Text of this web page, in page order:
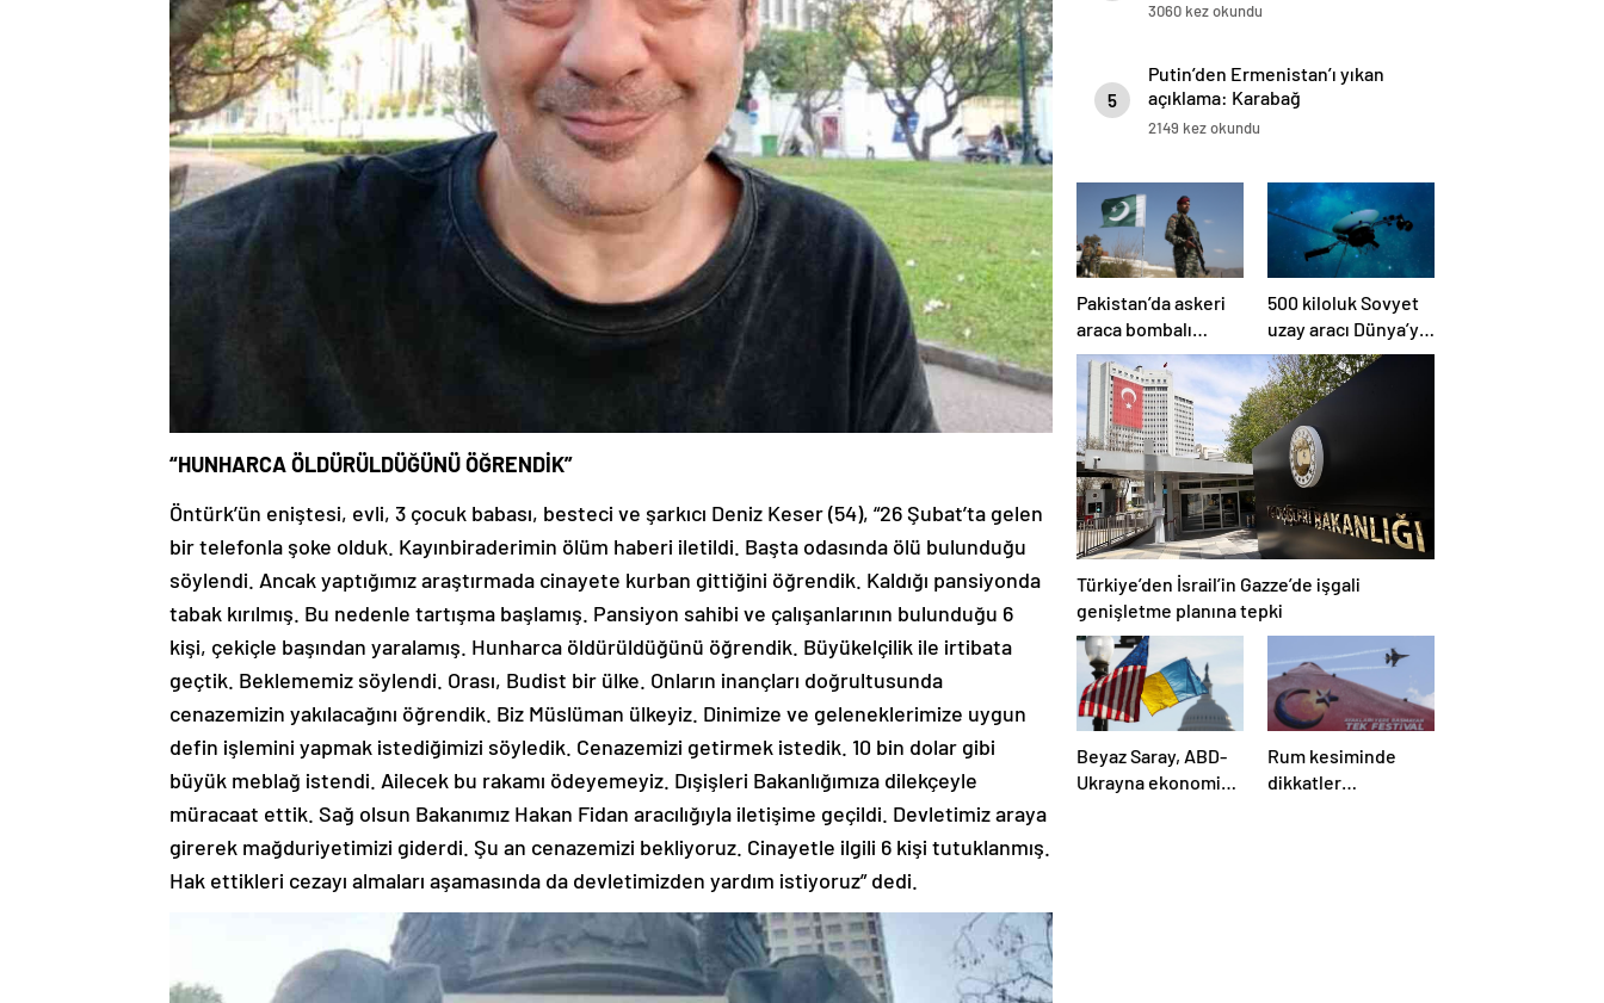
“HUNHARCA ÖLDÜRÜLDÜĞÜNÜ ÖĞRENDİK”
Öntürk’ün eniştesi, evli, 3 çocuk babası, besteci ve şarkıcı Deniz Keser (54), “26 Şubat’ta gelen
bir telefonla şoke olduk. Kayınbiraderimin ölüm haberi iletildi. Başta odasında ölü bulunduğu
söylendi. Ancak yaptığımız araştırmada cinayete kurban gittiğini öğrendik. Kaldığı pansiyonda
tabak kırılmış. Bu nedenle tartışma başlamış. Pansiyon sahibi ve çalışanlarının bulunduğu 6
kişi, çekiçle başından yaralamış. Hunharca öldürüldüğünü öğrendik. Büyükelçilik ile irtibata
geçtik. Beklememiz söylendi. Orası, Budist bir ülke. Onların inançları doğrultusunda
cenazemizin yakılacağını öğrendik. Biz Müslüman ülkeyiz. Dinimize ve geleneklerimize uygun
defin işlemini yapmak istediğimizi söyledik. Cenazemizi getirmek istedik. 10 bin dolar gibi
büyük meblağ istendi. Ailecek bu rakamı ödeyemeyiz. Dışişleri Bakanlığımıza dilekçeyle
müracaat ettik. Sağ olsun Bakanımız Hakan Fidan aracılığıyla iletişime geçildi. Devletimiz araya
girerek mağduriyetimizi giderdi. Şu an cenazemizi bekliyoruz. Cinayetle ilgili 6 kişi tutuklanmış.
Hak ettikleri cezayı almaları aşamasında da devletimizden yardım istiyoruz” dedi.
3060 kez okundu
5
Putin’den Ermenistan’ı yıkan
açıklama: Karabağ
Azerbaycan’ın ayrılmaz bir
2149 kez okundu
Pakistan’da askeri
araca bombalı
saldırı düzenlendi
500 kiloluk Sovyet
uzay aracı Dünya’ya
düşüyor: Türkiye de
risk altında
Türkiye’den İsrail’in Gazze’de işgali
genişletme planına tepki
Beyaz Saray, ABD-
Ukrayna ekonomik
Rum kesiminde
dikkatler